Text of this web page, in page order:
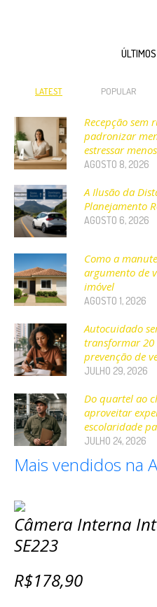
LATEST POPULAR
Recepção sem
padronizar
estressar menos
AGOSTO 8, 2026
A Ilusão da
Planejamento
AGOSTO 6, 2026
Como a
argumento de
imóvel
AGOSTO 1, 2026
Autocuidado
transformar 20
prevenção de
JULHO 29, 2026
Do quartel ao
aproveitar
escolaridade
JULHO 24, 2026
Mais vendidos na
Câmera Interna
SE223
R$178,90